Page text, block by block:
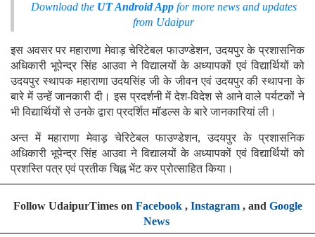
Download the UT Android Appfor more news and updates
from Udaipur
इस अवसर पर महाराणा मेवाड़ चेरिटेबल फाउण्डेशन, उदयपुर के प्रशासनिक
अधिकारी भूपेन्द्र सिंह आउवा ने विद्यालयों के अध्यापकों एवं विद्यार्थियों को
उदयपुर स्थापक महाराणा उदयसिंह जी के जीवन एवं उदयपुर की स्थापना के
बारे में उन्हें जानकारी दी। इस प्रदर्शनी में देश-विदेश से आने वाले पर्यटकों ने
भी विद्यार्थियों से उनके द्वारा प्रदर्शित माॅडल्स के बारे जानकारियां ली।
अन्त में महाराणा मेवाड़ चेरिटेबल फाउण्डेशन, उदयपुर के प्रशासनिक
अधिकारी भूपेन्द्र सिंह आउवा ने विद्यालयों के अध्यापकों एवं विद्यार्थियों को
प्रशस्ति पत्र एवं प्रतीक चिह्न भेंट कर प्रोत्साहित किया।
Follow UdaipurTimes on Facebook, Instagram, and Google
News